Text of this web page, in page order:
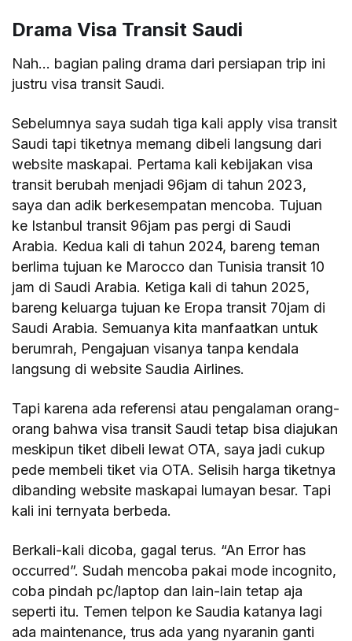
Drama Visa Transit Saudi
Nah… bagian paling drama dari persiapan trip ini
justru visa transit Saudi.
Sebelumnya saya sudah tiga kali apply visa transit
Saudi tapi tiketnya memang dibeli langsung dari
website maskapai. Pertama kali kebijakan visa
transit berubah menjadi 96jam di tahun 2023,
saya dan adik berkesempatan mencoba. Tujuan
ke Istanbul transit 96jam pas pergi di Saudi
Arabia. Kedua kali di tahun 2024, bareng teman
berlima tujuan ke Marocco dan Tunisia transit 10
jam di Saudi Arabia. Ketiga kali di tahun 2025,
bareng keluarga tujuan ke Eropa transit 70jam di
Saudi Arabia. Semuanya kita manfaatkan untuk
berumrah, Pengajuan visanya tanpa kendala
langsung di website Saudia Airlines.
Tapi karena ada referensi atau pengalaman orang-
orang bahwa visa transit Saudi tetap bisa diajukan
meskipun tiket dibeli lewat OTA, saya jadi cukup
pede membeli tiket via OTA. Selisih harga tiketnya
dibanding website maskapai lumayan besar. Tapi
kali ini ternyata berbeda.
Berkali-kali dicoba, gagal terus. “An Error has
occurred”. Sudah mencoba pakai mode incognito,
coba pindah pc/laptop dan lain-lain tetap aja
seperti itu. Temen telpon ke Saudia katanya lagi
ada maintenance, trus ada yang nyaranin ganti